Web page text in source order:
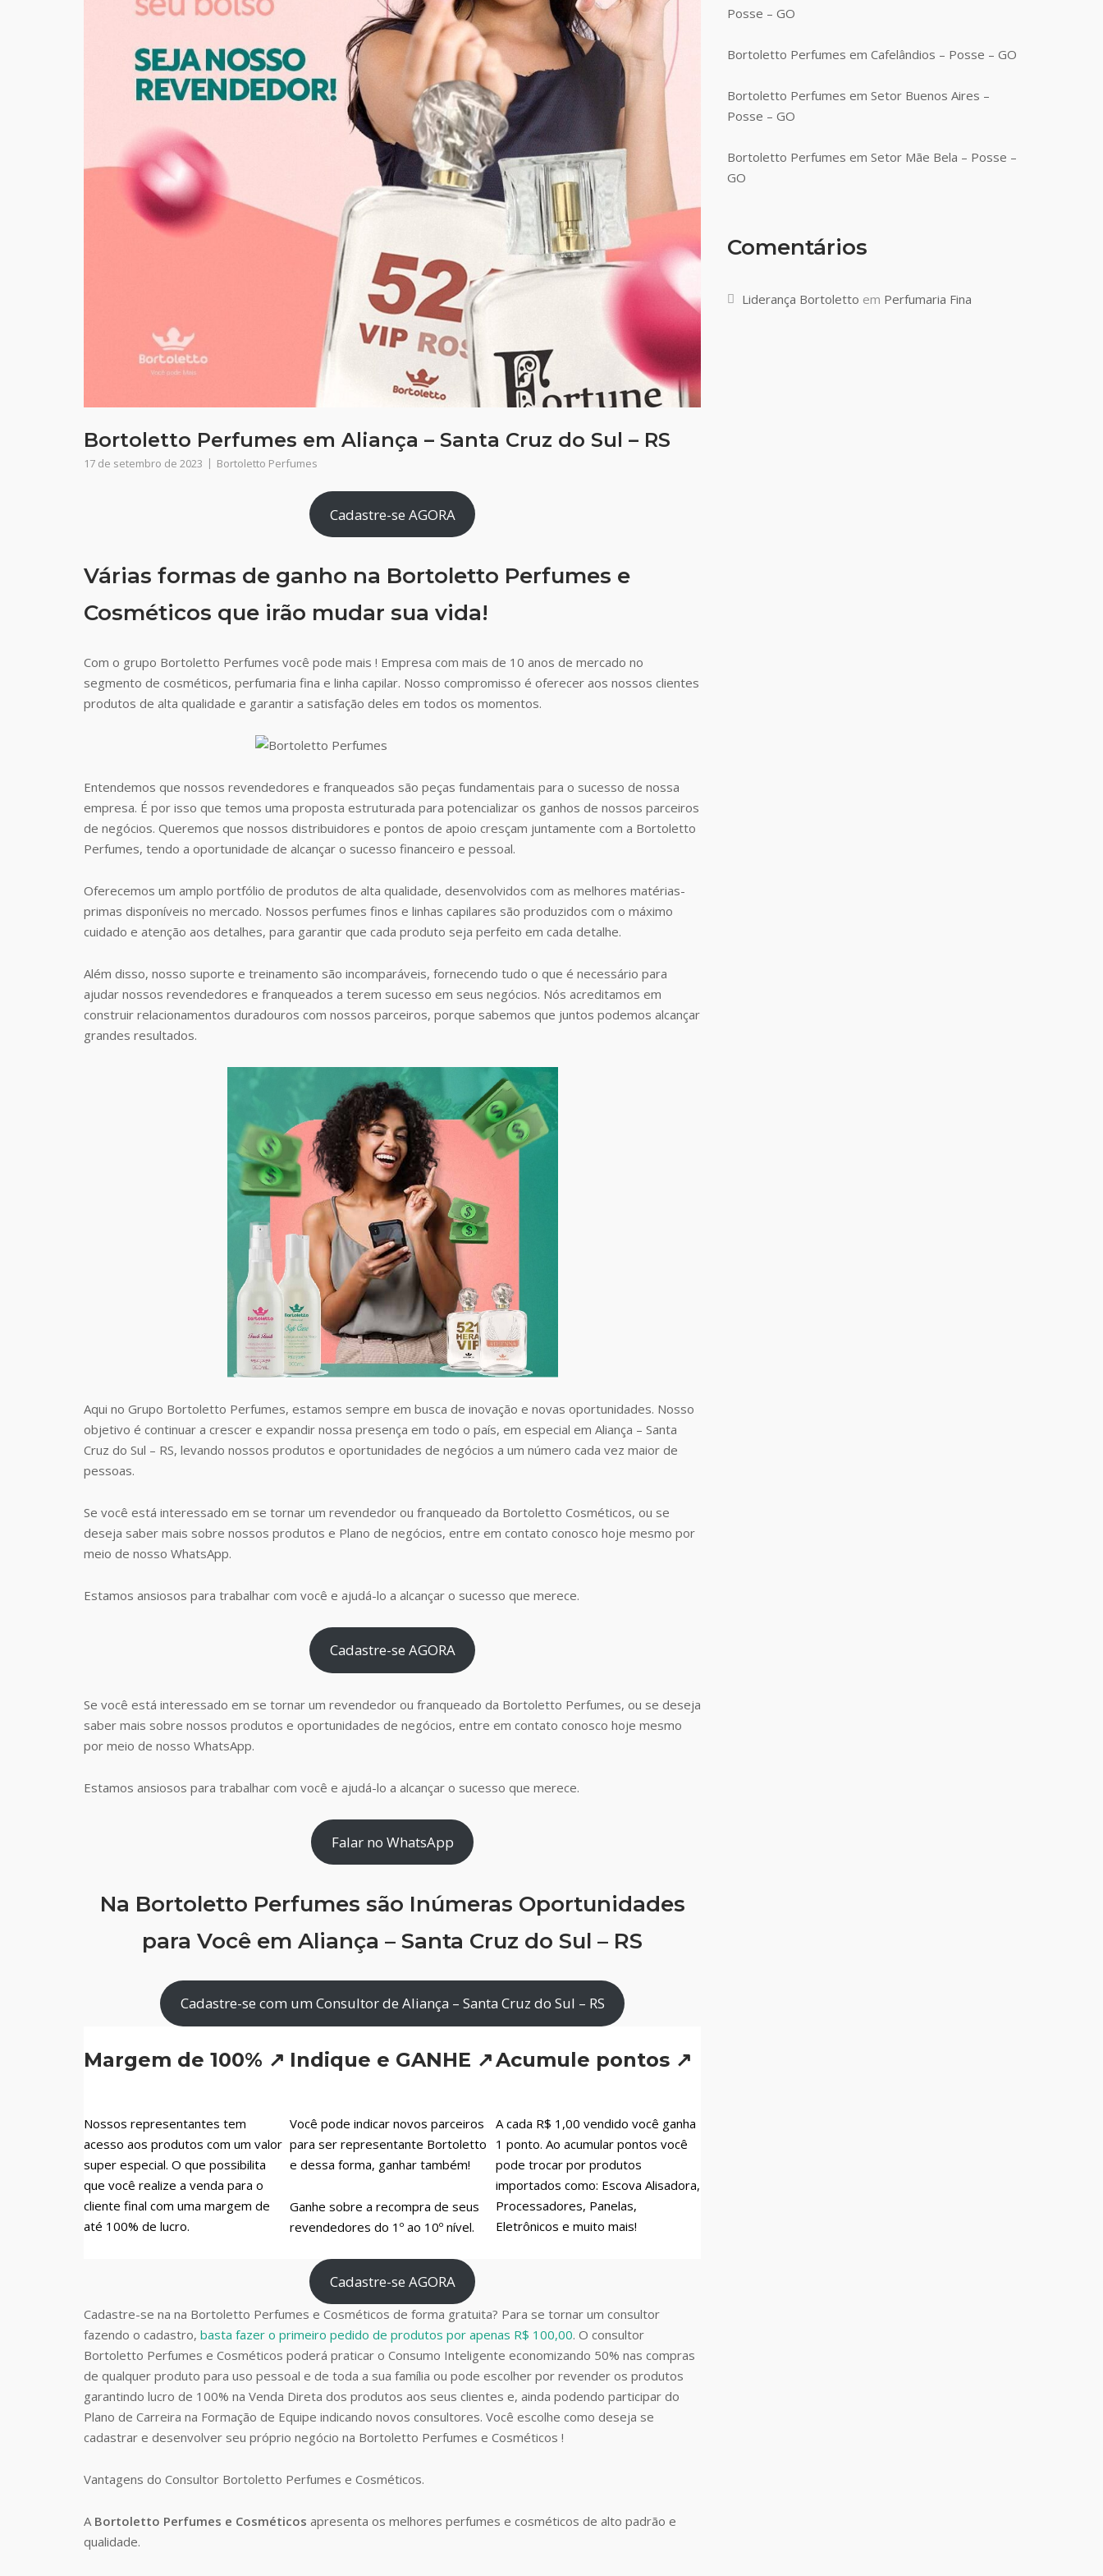
Bortoletto Perfumes em Aliança – Santa Cruz do Sul – RS
17 de setembro de 2023 Bortoletto Perfumes
Cadastre-se AGORA
Várias formas de ganho na Bortoletto Perfumes e
Cosméticos que irão mudar sua vida!
Com o grupo Bortoletto Perfumes você pode mais ! Empresa com mais de 10 anos de mercado no
segmento de cosméticos, perfumaria fina e linha capilar. Nosso compromisso é oferecer aos nossos clientes
produtos de alta qualidade e garantir a satisfação deles em todos os momentos.
Entendemos que nossos revendedores e franqueados são peças fundamentais para o sucesso de nossa
empresa. É por isso que temos uma proposta estruturada para potencializar os ganhos de nossos parceiros
de negócios. Queremos que nossos distribuidores e pontos de apoio cresçam juntamente com a Bortoletto
Perfumes, tendo a oportunidade de alcançar o sucesso financeiro e pessoal.
Oferecemos um amplo portfólio de produtos de alta qualidade, desenvolvidos com as melhores matérias-
primas disponíveis no mercado. Nossos perfumes finos e linhas capilares são produzidos com o máximo
cuidado e atenção aos detalhes, para garantir que cada produto seja perfeito em cada detalhe.
Além disso, nosso suporte e treinamento são incomparáveis, fornecendo tudo o que é necessário para
ajudar nossos revendedores e franqueados a terem sucesso em seus negócios. Nós acreditamos em
construir relacionamentos duradouros com nossos parceiros, porque sabemos que juntos podemos alcançar
grandes resultados.
Aqui no Grupo Bortoletto Perfumes, estamos sempre em busca de inovação e novas oportunidades. Nosso
objetivo é continuar a crescer e expandir nossa presença em todo o país, em especial em Aliança – Santa
Cruz do Sul – RS, levando nossos produtos e oportunidades de negócios a um número cada vez maior de
pessoas.
Se você está interessado em se tornar um revendedor ou franqueado da Bortoletto Cosméticos, ou se
deseja saber mais sobre nossos produtos e Plano de negócios, entre em contato conosco hoje mesmo por
meio de nosso WhatsApp.
Estamos ansiosos para trabalhar com você e ajudá-lo a alcançar o sucesso que merece.
Cadastre-se AGORA
Se você está interessado em se tornar um revendedor ou franqueado da Bortoletto Perfumes, ou se deseja
saber mais sobre nossos produtos e oportunidades de negócios, entre em contato conosco hoje mesmo
por meio de nosso WhatsApp.
Estamos ansiosos para trabalhar com você e ajudá-lo a alcançar o sucesso que merece.
Falar no WhatsApp
Na Bortoletto Perfumes são Inúmeras Oportunidades
para Você em Aliança – Santa Cruz do Sul – RS
Cadastre-se com um Consultor de Aliança – Santa Cruz do Sul – RS
Margem de 100% ↗
Nossos representantes tem
acesso aos produtos com um valor
super especial. O que possibilita
que você realize a venda para o
cliente final com uma margem de
até 100% de lucro.
Indique e GANHE ↗
Você pode indicar novos parceiros
para ser representante Bortoletto
e dessa forma, ganhar também!
Ganhe sobre a recompra de seus
revendedores do 1º ao 10º nível.
Acumule pontos ↗
A cada R$ 1,00 vendido você ganha
1 ponto. Ao acumular pontos você
pode trocar por produtos
importados como: Escova Alisadora,
Processadores, Panelas,
Eletrônicos e muito mais!
Cadastre-se AGORA
Cadastre-se na na Bortoletto Perfumes e Cosméticos de forma gratuita? Para se tornar um consultor
fazendo o cadastro, basta fazer o primeiro pedido de produtos por apenas R$ 100,00. O consultor
Bortoletto Perfumes e Cosméticos poderá praticar o Consumo Inteligente economizando 50% nas compras
de qualquer produto para uso pessoal e de toda a sua família ou pode escolher por revender os produtos
garantindo lucro de 100% na Venda Direta dos produtos aos seus clientes e, ainda podendo participar do
Plano de Carreira na Formação de Equipe indicando novos consultores. Você escolhe como deseja se
cadastrar e desenvolver seu próprio negócio na Bortoletto Perfumes e Cosméticos !
Vantagens do Consultor Bortoletto Perfumes e Cosméticos.
A Bortoletto Perfumes e Cosméticos apresenta os melhores perfumes e cosméticos de alto padrão e
qualidade.
Posse – GO
Bortoletto Perfumes em Cafelândios – Posse – GO
Bortoletto Perfumes em Setor Buenos Aires –
Posse – GO
Bortoletto Perfumes em Setor Mãe Bela – Posse –
GO
Comentários
Liderança Bortoletto em Perfumaria Fina